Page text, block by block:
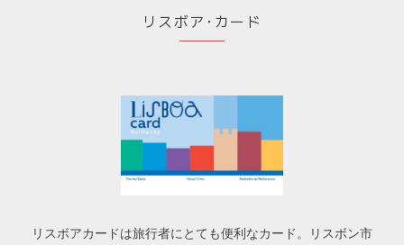
リスボア･カード
リスボアカードは旅行者にとても便利なカード。リスボン市